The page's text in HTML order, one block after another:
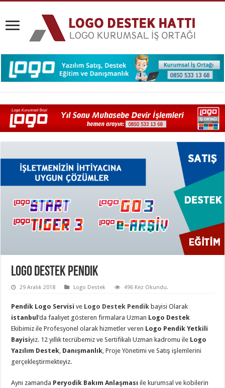
Logo Destek Pendik
29 Aralık 2018 Logo Destek 496 Kez Okundu.
Pendik Logo Servisi ve Logo Destek Pendik bayisi Olarak
istanbul‘da faaliyet gösteren firmalara Uzman Logo Destek
Ekibimiz ile Profesyonel olarak hizmetler veren Logo Pendik Yetkili
Bayisiyiz. 12 yıllık tecrübemiz ve Sertifikalı Uzman kadromu ile Logo
Yazılım Destek Danışmanlık , Proje Yönetimi ve Satış işlemlerini
gerçekleştirmekteyiz.
Aynı zamanda Peryodik Bakım Anlaşması ile kurumsal ve kobilerin